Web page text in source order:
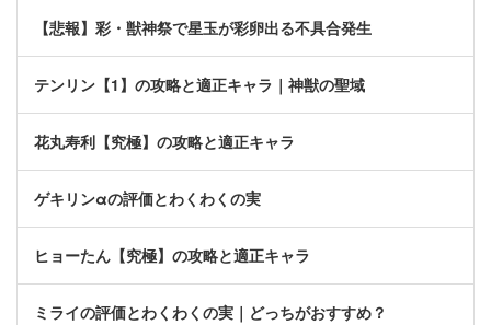
【悲報】彩・獣神祭で星玉が彩卵出る不具合発生
テンリン【1】の攻略と適正キャラ｜神獣の聖域
花丸寿利【究極】の攻略と適正キャラ
ゲキリンαの評価とわくわくの実
ヒョーたん【究極】の攻略と適正キャラ
ミライの評価とわくわくの実｜どっちがおすすめ？